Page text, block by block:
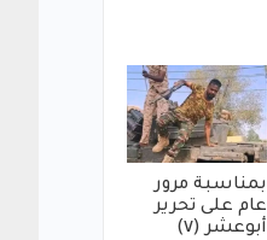
بمناسبة مرور
عام على تحرير
أبوعشر (٧)